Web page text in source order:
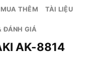
THÊM TÀI LIỆU
ĐÁNH GIÁ
AK-8814